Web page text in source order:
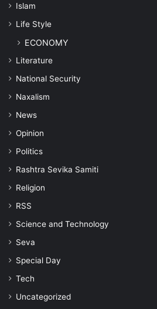
Islam
Life Style
ECONOMY
Literature
National Security
Naxalism
News
Opinion
Politics
Rashtra Sevika Samiti
Religion
RSS
Science and Technology
Seva
Special Day
Tech
Uncategorized